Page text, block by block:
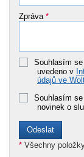
Zpráva *
Souhlasím
uvedeno v
údajů ve
Souhlasím
novinek o
* Všechny